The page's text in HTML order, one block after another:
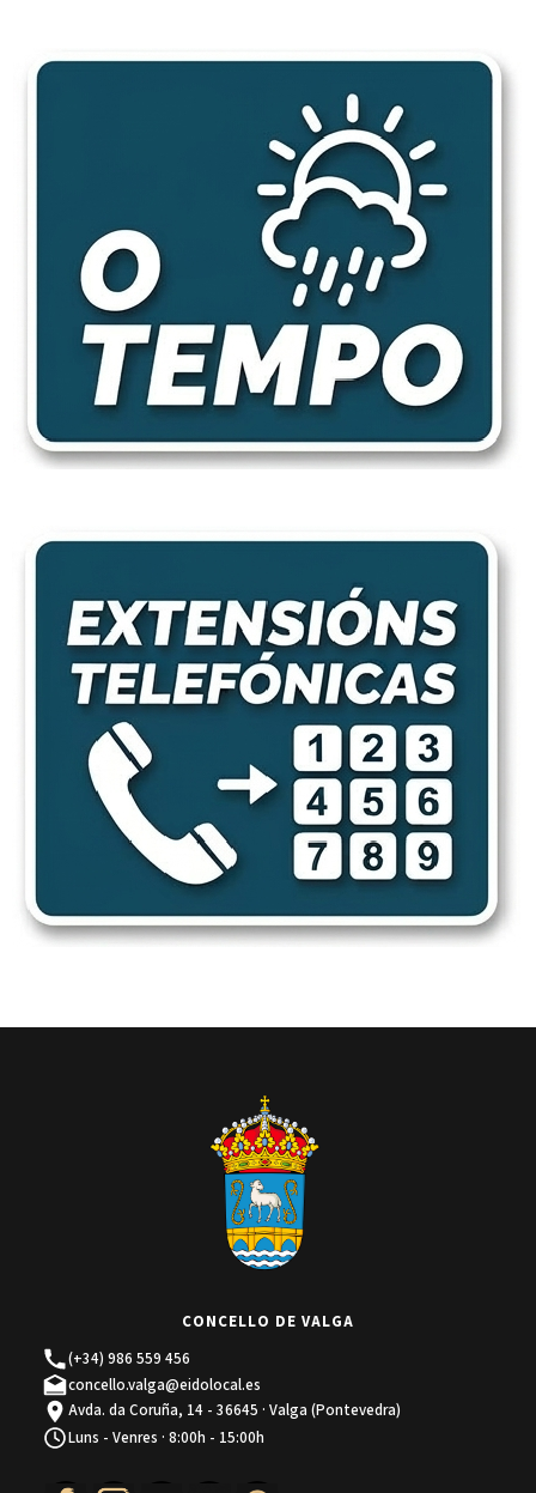
CONCELLO DE VALGA
(+34) 986 559 456
concello.valga@eidolocal.es
Avda. da Coruña, 14 - 36645 · Valga (Pontevedra)
Luns - Venres · 8:00h - 15:00h